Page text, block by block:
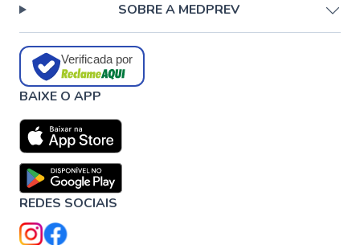
SOBRE A MEDPREV
Verificada por
BAIXE O APP
REDES SOCIAIS